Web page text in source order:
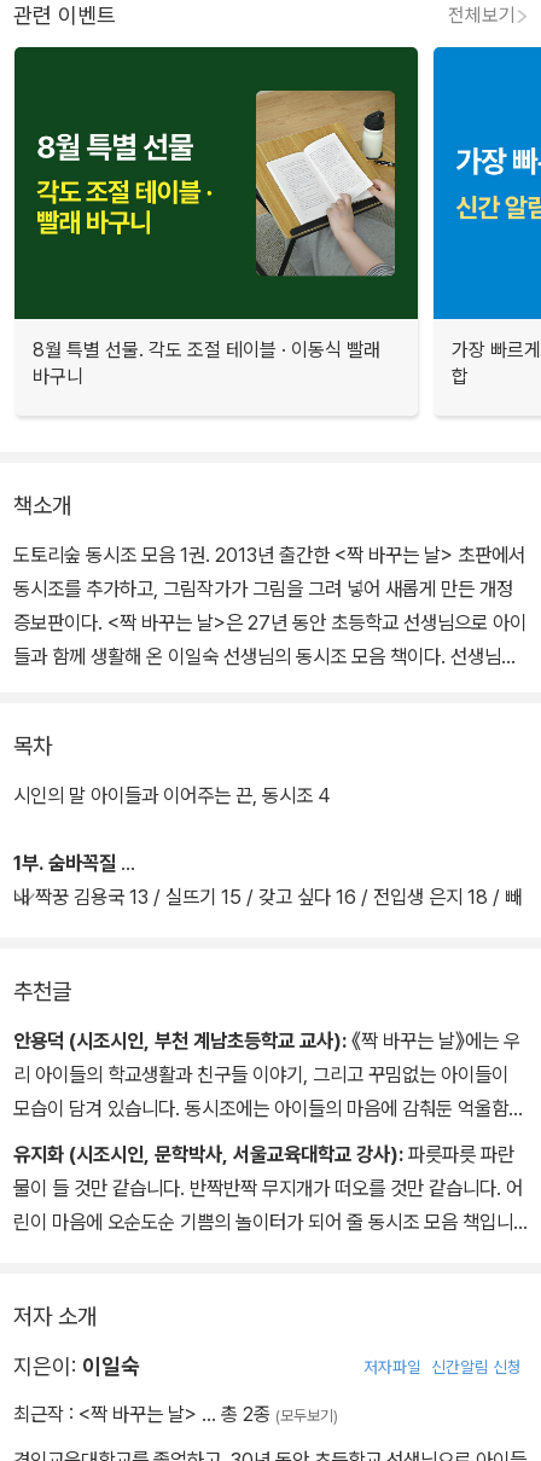
관련 이벤트 전체보기
8월 특별 선물. 각도 조절 테이블 · 이동식 빨래
바구니
가장 빠르
합
책소개
도토리숲 동시조 모음 1권. 2013년 출간한 <짝 바꾸는 날> 초판에서
동시조를 추가하고, 그림작가가 그림을 그려 넣어 새롭게 만든 개정
증보판이다. <짝 바꾸는 날>은 27년 동안 초등학교 선생님으로 아이
들과 함께 생활해 온 이일숙 선생님의 동시조 모음 책이다. 선생님은
동시조 한 편 한 편에서 선생님이 아이들을 바라보는 사랑스런 눈길
으며, 1부는 친구, 2부는 학교, 3부는 가족을 주제로 꾸밈없는 요즘
아이들이 마음속에 감춰둔 고민과 생각, 하고 싶었던 이야기가 선생
목차
시인의 말 아이들과 이어주는 끈, 동시조 4
1부. 숨바꼭질
내 짝꿍 김용국 13 / 실뜨기 15 / 갖고 싶다 16 / 전입생 은지 18 / 빼
추천글
안용덕 (시조시인, 부천 계남초등학교 교사): 《짝 바꾸는 날》에는 우
리 아이들의 학교생활과 친구들 이야기, 그리고 꾸밈없는 아이들이
모습이 담겨 있습니다. 동시조에는 아이들의 마음에 감춰둔 억울함과
불만도 드러나고, 하고 싶었던 이야기들을 몸으로 표정으로 눈빛으로
노래로 솔직하게 표현합니다. 있는 그대로의 자기 자신을 사랑하는
아이들과 그 아이들의 이야기가 담긴 이 동시조 모음 책에는 이일숙
유지화 (시조시인, 문학박사, 서울교육대학교 강사): 파릇파릇 파란
물이 들 것만 같습니다. 반짝반짝 무지개가 떠오를 것만 같습니다. 어
린이 마음에 오순도순 기쁨의 놀이터가 되어 줄 동시조 모음 책입니
저자 소개
지은이: 이일숙 저자파일 신간알림 신청
최근작 : <짝 바꾸는 날> … 총 2종 (모두보기)